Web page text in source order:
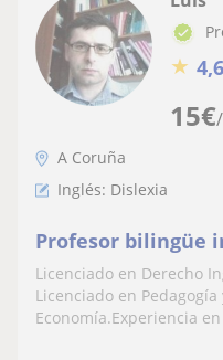
15€
★ 4,6
A Coruña
Inglés: Dislexia
Profesor bilingüe
Licenciado en Derecho
Licenciado en
Economía.Experiencia